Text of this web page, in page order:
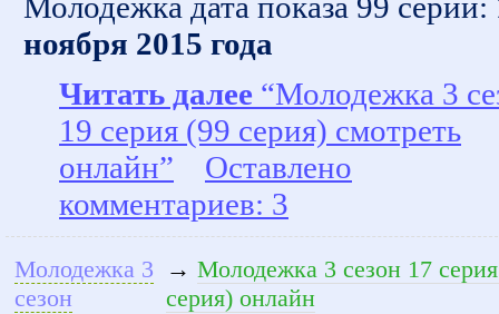
Молодежка дата показа 99 серии:
ноября 2015 года
Читать далее “Молодежка 3
19 серия (99 серия) смотреть
онлайн”
Оставлено
комментариев: 3
Молодежка 3
сезон
→ Молодежка 3 сезон 17
серия) онлайн